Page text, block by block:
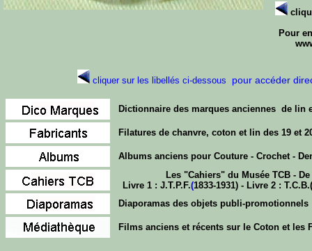
Pour
cliquer sur les libellés ci-dessous pour accéder
Dictionnaire des marques anciennes de lin
Filatures de chanvre, coton et lin des 19 et
Albums anciens pour Couture - Crochet -
Les "Cahiers" du Musée TCB -
Livre 1 : J.T.P.F.(1833-1931) - Livre 2 :
Diaporamas des objets publi-promotionnels
Films anciens et récents sur le Coton et les